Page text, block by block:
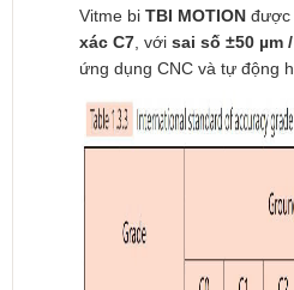
Vitme bi TBI MOTION được
xác C7 , với sai số ±50 µm
ứng dụng CNC và tự động